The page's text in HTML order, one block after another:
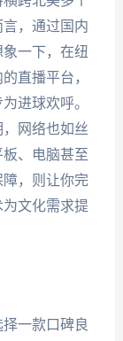
，通过国内
一下，在纽
直播平台，
进球欢呼。
网络也如丝
、电脑甚至
，则让你完
文化需求提
一款口碑良